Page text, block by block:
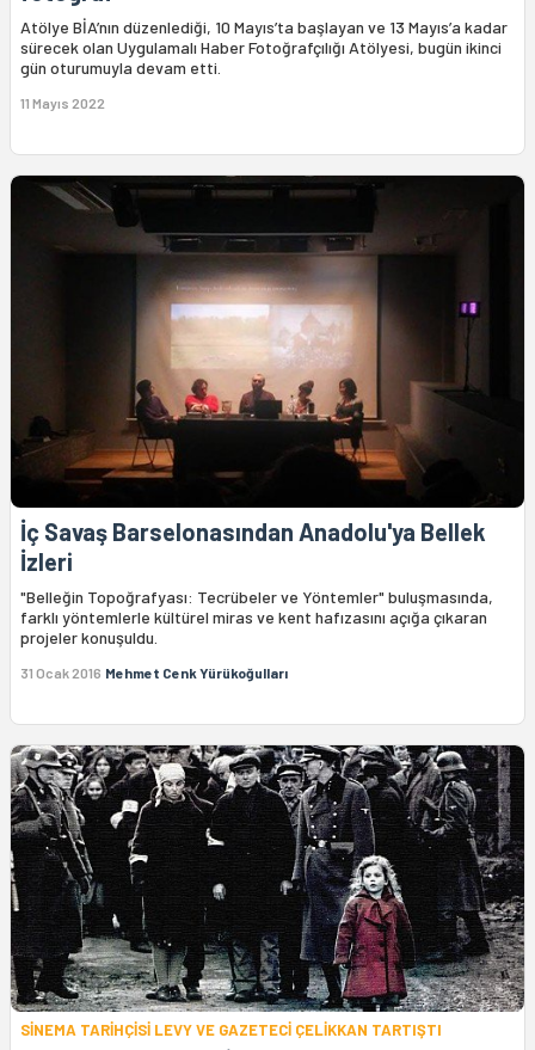
Atölye BİA’nın düzenlediği, 10 Mayıs’ta başlayan ve 13 Mayıs’a kadar
sürecek olan Uygulamalı Haber Fotoğrafçılığı Atölyesi, bugün ikinci
gün oturumuyla devam etti.
11 Mayıs 2022
İç Savaş Barselonasından Anadolu'ya Bellek
İzleri
"Belleğin Topoğrafyası: Tecrübeler ve Yöntemler" buluşmasında,
farklı yöntemlerle kültürel miras ve kent hafızasını açığa çıkaran
projeler konuşuldu.
31 Ocak 2016 Mehmet Cenk Yürükoğulları
SİNEMA TARİHÇİSİ LEVY VE GAZETECİ ÇELİKKAN TARTIŞTI